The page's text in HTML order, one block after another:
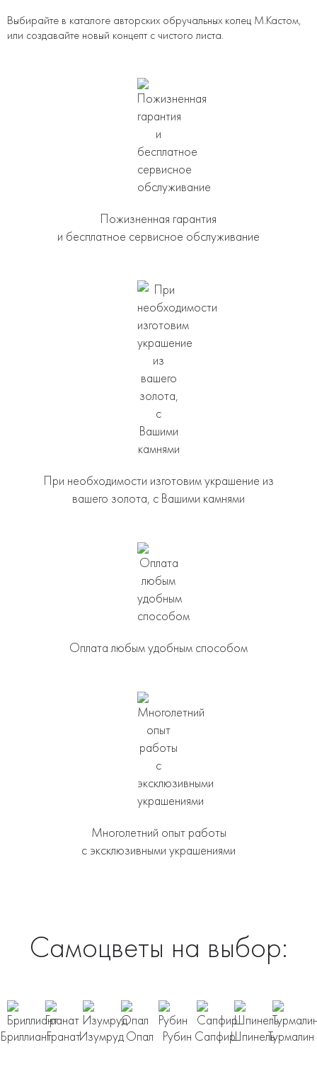
Выбирайте в каталоге авторских обручальных колец М.Кастом,
или создавайте новый концепт с чистого листа.
Пожизненная гарантия
и бесплатное сервисное обслуживание
При необходимости изготовим украшение из
вашего золота, с Вашими камнями
Оплата любым удобным способом
Многолетний опыт работы
с эксклюзивными украшениями
Самоцветы на выбор:
БриллиантГранатИзумрудОпал Рубин СапфирШпинельТурмалин